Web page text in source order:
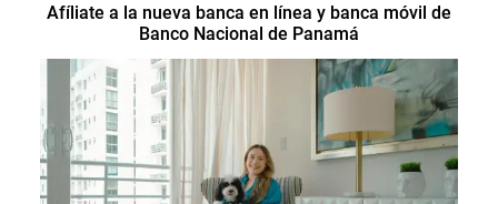
Afíliate a la nueva banca en línea y banca móvil de
Banco Nacional de Panamá